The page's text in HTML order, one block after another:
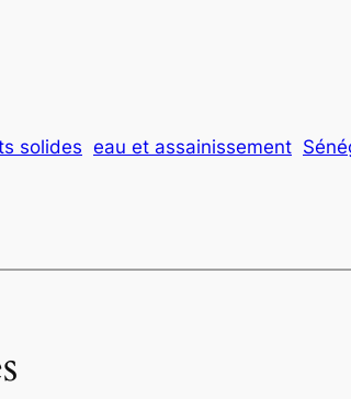
solides eau et assainissement